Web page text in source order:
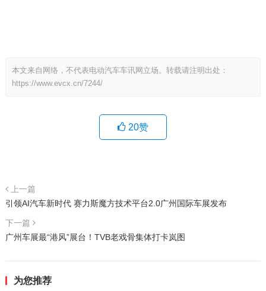
本文来自网络，不代表电动汽车车讯网立场。转载请注明出处：
https://www.evcx.cn/7244/
20赞
上一篇
引领AI汽车新时代 赛力斯魔方技术平台2.0广州国际车展发布
下一篇
广州车展最“港风”展台！TVB老戏骨集体打卡岚图
为您推荐